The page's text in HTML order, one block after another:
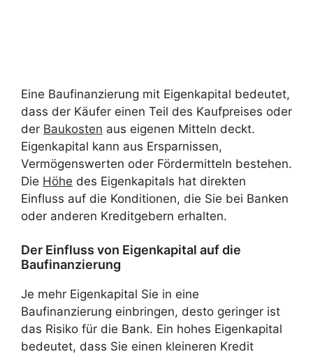
Eine Baufinanzierung mit Eigenkapital bedeutet,
dass der Käufer einen Teil des Kaufpreises oder
der Baukosten aus eigenen Mitteln deckt.
Eigenkapital kann aus Ersparnissen,
Vermögenswerten oder Fördermitteln bestehen.
Die Höhe des Eigenkapitals hat direkten
Einfluss auf die Konditionen, die Sie bei Banken
oder anderen Kreditgebern erhalten.
Der Einfluss von Eigenkapital auf die
Baufinanzierung
Je mehr Eigenkapital Sie in eine
Baufinanzierung einbringen, desto geringer ist
das Risiko für die Bank. Ein hohes Eigenkapital
bedeutet, dass Sie einen kleineren Kredit